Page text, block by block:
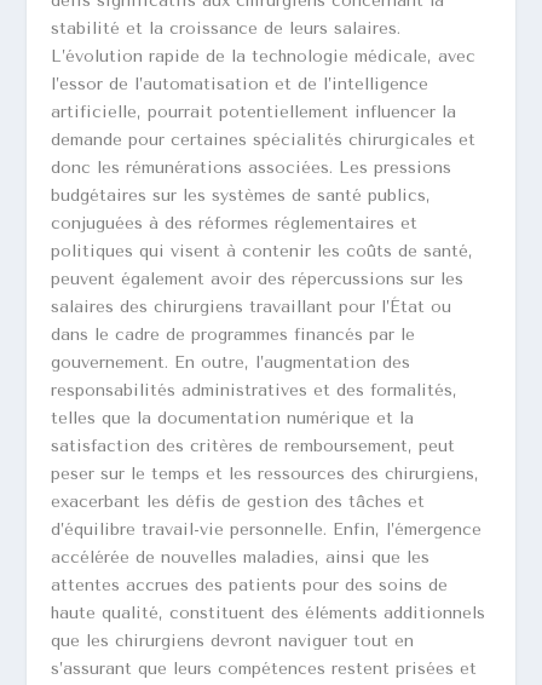
stabilité et la croissance de leurs salaires.
L’évolution rapide de la technologie médicale, avec
l’essor de l’automatisation et de l’intelligence
artificielle, pourrait potentiellement influencer la
demande pour certaines spécialités chirurgicales et
donc les rémunérations associées. Les pressions
budgétaires sur les systèmes de santé publics,
conjuguées à des réformes réglementaires et
politiques qui visent à contenir les coûts de santé,
peuvent également avoir des répercussions sur les
salaires des chirurgiens travaillant pour l’État ou
dans le cadre de programmes financés par le
gouvernement. En outre, l’augmentation des
responsabilités administratives et des formalités,
telles que la documentation numérique et la
satisfaction des critères de remboursement, peut
peser sur le temps et les ressources des chirurgiens,
exacerbant les défis de gestion des tâches et
d’équilibre travail-vie personnelle. Enfin, l’émergence
accélérée de nouvelles maladies, ainsi que les
attentes accrues des patients pour des soins de
haute qualité, constituent des éléments additionnels
que les chirurgiens devront naviguer tout en
s’assurant que leurs compétences restent prisées et